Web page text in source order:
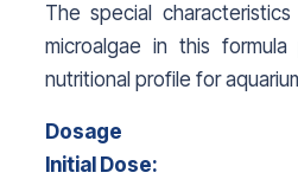
The special
microalgae in this
nutritional profile for
Dosage
Initial Dose: